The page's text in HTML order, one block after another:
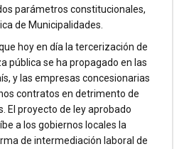
parámetros constitucionales,
de Municipalidades.
hoy en día la tercerización de
pública se ha propagado en las
y las empresas concesionarias
contratos en detrimento de
El proyecto de ley aprobado
a los gobiernos locales la
de intermediación laboral de